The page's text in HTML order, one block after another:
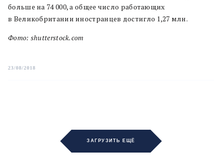
больше на 74 000, а общее число работающих
в Великобритании иностранцев достигло 1,27 млн.
Фото: shutterstock.com
23/08/2018
ЗАГРУЗИТЬ ЕЩЁ